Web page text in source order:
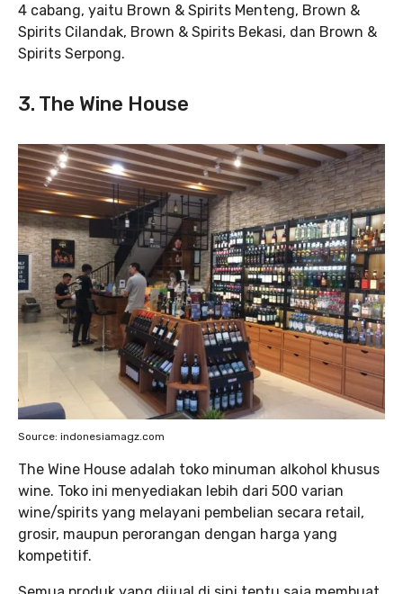
4 cabang, yaitu Brown & Spirits Menteng, Brown &
Spirits Cilandak, Brown & Spirits Bekasi, dan Brown &
Spirits Serpong.
3. The Wine House
Source: indonesiamagz.com
The Wine House adalah toko minuman alkohol khusus
wine. Toko ini menyediakan lebih dari 500 varian
wine/spirits yang melayani pembelian secara retail,
grosir, maupun perorangan dengan harga yang
kompetitif.